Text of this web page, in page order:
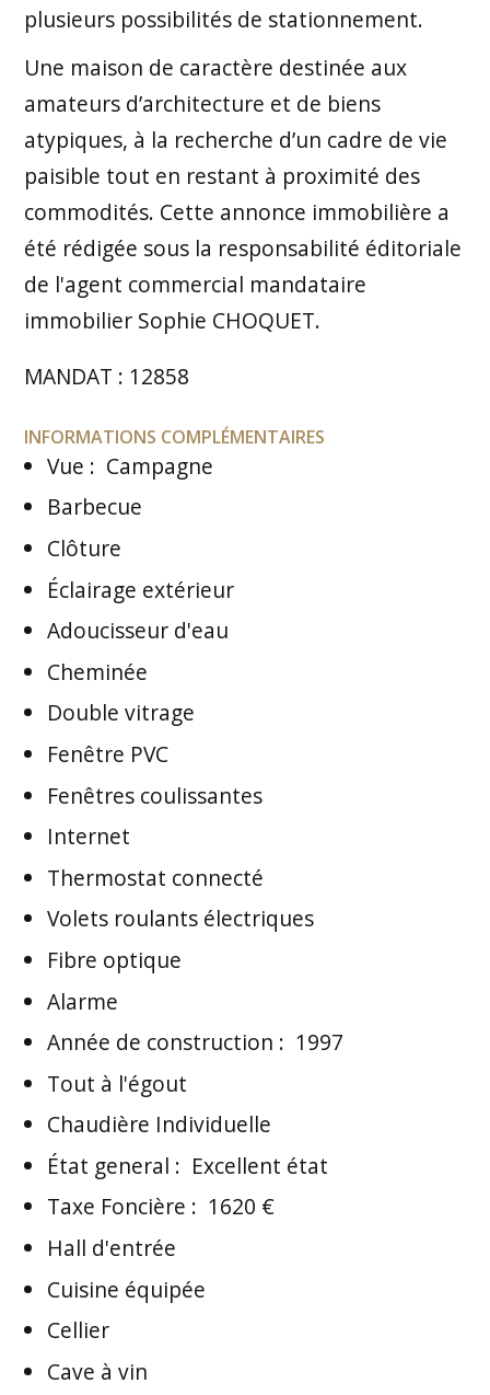
plusieurs possibilités de stationnement.
Une maison de caractère destinée aux
amateurs d’architecture et de biens
atypiques, à la recherche d’un cadre de vie
paisible tout en restant à proximité des
commodités. Cette annonce immobilière a
été rédigée sous la responsabilité éditoriale
de l'agent commercial mandataire
immobilier Sophie CHOQUET.
MANDAT : 12858
INFORMATIONS COMPLÉMENTAIRES
Vue : Campagne
Barbecue
Clôture
Éclairage extérieur
Adoucisseur d'eau
Cheminée
Double vitrage
Fenêtre PVC
Fenêtres coulissantes
Internet
Thermostat connecté
Volets roulants électriques
Fibre optique
Alarme
Année de construction : 1997
Tout à l'égout
Chaudière Individuelle
État general : Excellent état
Taxe Foncière : 1620 €
Hall d'entrée
Cuisine équipée
Cellier
Cave à vin